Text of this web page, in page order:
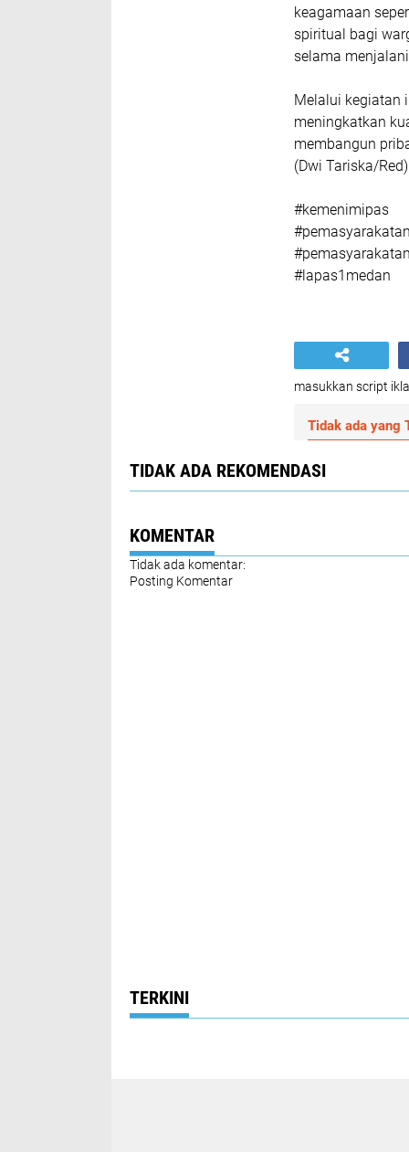
keagamaan
spiritual bagi
selama
Melalui kegiatan
meningkatkan
membangun
(Dwi Tariska/Red)
#kemenimipas
#pemasyarakatan
#lapas1medan
masukkan script
Tidak ada yang
TIDAK ADA REKOMENDASI
KOMENTAR
Tidak ada komentar:
Posting Komentar
TERKINI